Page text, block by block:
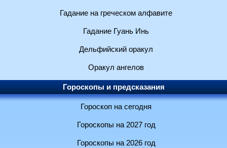
Гадание на греческом алфавите
Гадание Гуань Инь
Дельфийский оракул
Оракул ангелов
Гороскопы и предсказания
Гороскоп на сегодня
Гороскопы на 2027 год
Гороскопы на 2026 год